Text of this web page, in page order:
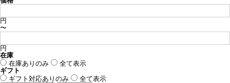
円
〜
円
在庫
在庫ありのみ
全て表示
ギフト
ギフト対応ありのみ
全て表示